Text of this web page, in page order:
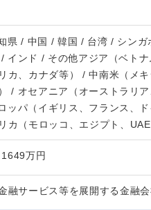
県 / 中国 / 韓国 / 台湾 / シン
インド / その他アジア（ベト
カ、カナダ等） / 中南米（メ
/ オセアニア（オーストラリ
ッパ（イギリス、フランス、
カ（モロッコ、エジプト、UAE
万円
融サービス等を展開する金融